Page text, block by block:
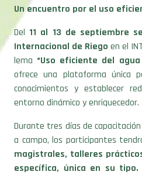
Un encuentro por el uso
Del 11 al 13 de septiembre
Internacional de Riego en el
lema “Uso eficiente del
ofrece una plataforma única
conocimientos y establecer
entorno dinámico y enriquecedor.
Durante tres días de
a campo, los participantes
magistrales, talleres
específica, única en su tipo.